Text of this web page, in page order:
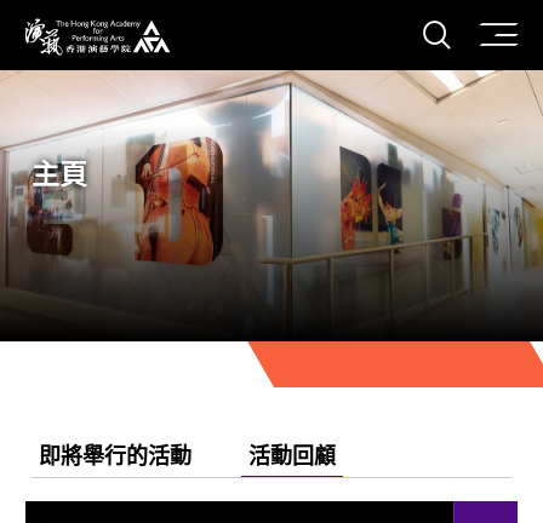
香港演藝學院
打開
主頁
即將舉行的活動 活動回顧